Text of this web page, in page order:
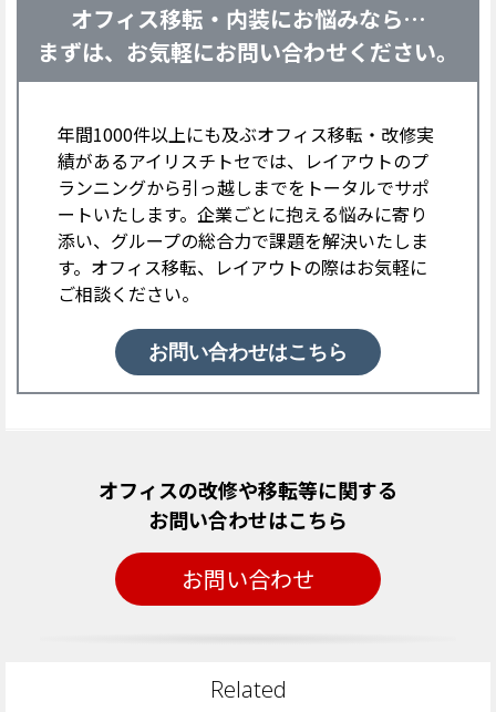
オフィス移転・内装にお悩みなら…
まずは、お気軽にお問い合わせください。
年間1000件以上にも及ぶオフィス移転・改修実
績があるアイリスチトセでは、レイアウトのプ
ランニングから引っ越しまでをトータルでサポ
ートいたします。企業ごとに抱える悩みに寄り
添い、グループの総合力で課題を解決いたしま
す。オフィス移転、レイアウトの際はお気軽に
ご相談ください。
お問い合わせはこちら
オフィスの改修や移転等に関する
お問い合わせはこちら
お問い合わせ